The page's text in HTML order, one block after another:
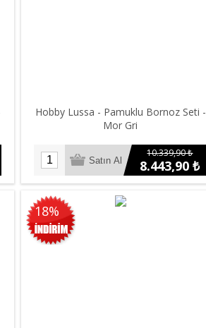
Hobby Lussa - Pamuklu Bornoz Seti -
Mor Gri
10.339,90 ₺
8.443,90 ₺
18%